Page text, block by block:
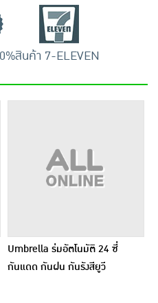
สินค้า 7-ELEVEN
Umbrella ร่มอัตโนมัติ 24 ซี่
กันแดด กันฝน กันรังสียูวี